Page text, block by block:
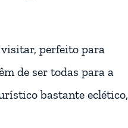
perfeito para
de ser todas para a
bastante eclético,